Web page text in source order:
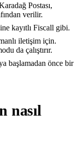
Postası,
verilir.
kayıtlı Fiscall gibi.
iletişim için.
da çalıştırır.
başlamadan önce bir
nasıl